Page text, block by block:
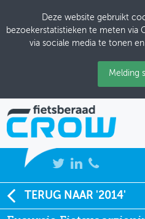
Deze website gebruikt
bezoekerstatistieken te meten via
via sociale media te tonen
Melding
NIEUWS
TERUG NAAR '2014'
Excursie